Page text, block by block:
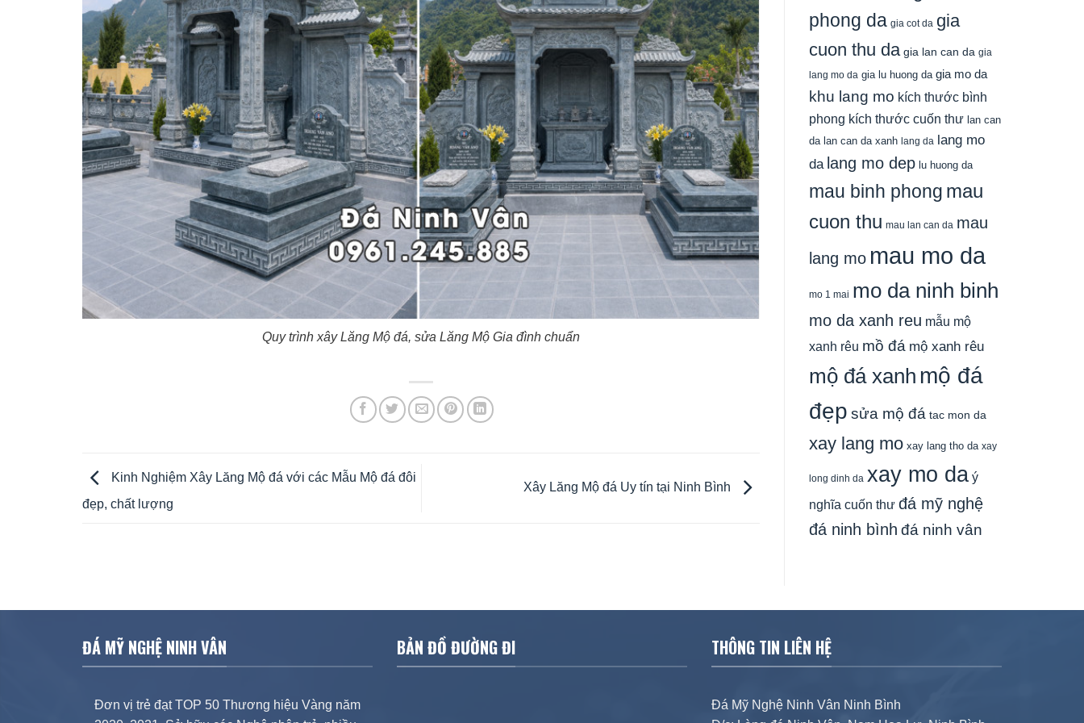
Quy trình xây Lăng Mộ đá, sửa Lăng Mộ Gia đình chuẩn
Kinh Nghiệm Xây Lăng Mộ đá với các Mẫu Mộ đá đôi
đẹp, chất lượng
Xây Lăng Mộ đá Uy tín tại Ninh Bình
phong da gia cot da gia
cuon thu da gia lan can da gia
lang mo da gia lu huong da gia mo da
khu lang mo kích thước bình
phong kích thước cuốn thư lan can
da lan can da xanh lang da lang mo
da lang mo dep lu huong da
mau binh phong mau
cuon thu mau lan can da mau
lang mo mau mo da
mo 1 mai mo da ninh binh
mo da xanh reu mẫu mộ
xanh rêu mồ đá mộ xanh rêu
mộ đá xanh mộ đá
đẹp sửa mộ đá tac mon da
xay lang mo xay lang tho da xay
long dinh da xay mo da ý
nghĩa cuốn thư đá mỹ nghệ
đá ninh bình đá ninh vân
ĐÁ MỸ NGHỆ NINH VÂN
Đơn vị trẻ đạt TOP 50 Thương hiệu Vàng năm
BẢN ĐỒ ĐƯỜNG ĐI THÔNG TIN LIÊN HỆ
Đá Mỹ Nghệ Ninh Vân Ninh Bình